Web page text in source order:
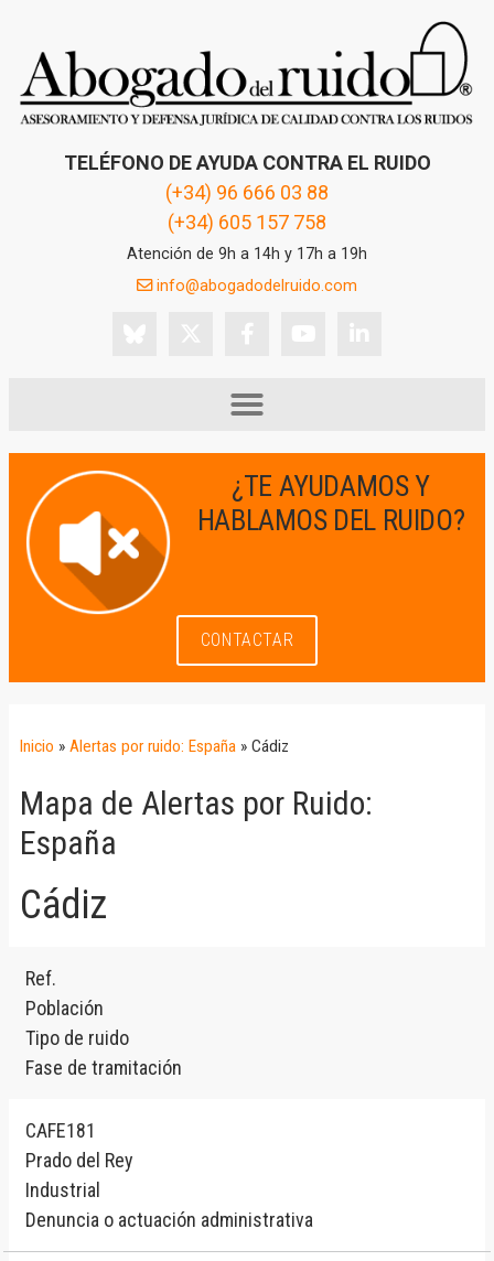
TELÉFONO DE AYUDA CONTRA EL RUIDO
(+34) 96 666 03 88
(+34) 605 157 758
Atención de 9h a 14h y 17h a 19h
info@abogadodelruido.com
¿TE AYUDAMOS Y
HABLAMOS DEL RUIDO?
CONTACTAR
Inicio » Alertas por ruido: España » Cádiz
Mapa de Alertas por Ruido:
España
Cádiz
Ref.
Población
Tipo de ruido
Fase de tramitación
CAFE181
Prado del Rey
Industrial
Denuncia o actuación administrativa